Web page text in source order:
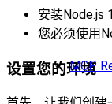
MCP
安装Node.js
您必须使用
设置您的环境